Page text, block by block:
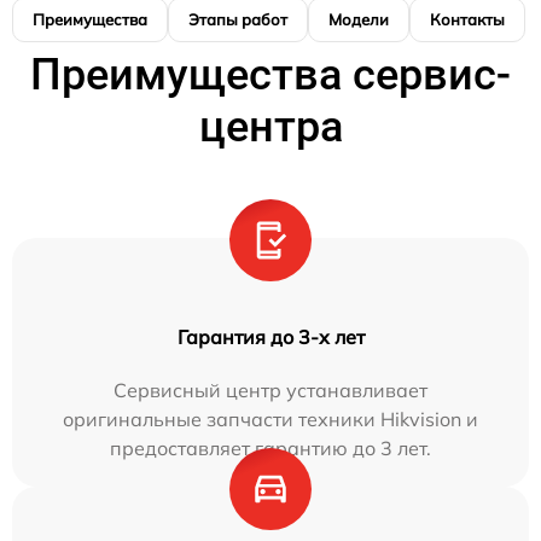
Преимущества Этапы работ Модели Контакты
Преимущества сервис-
центра
Гарантия до 3-х лет
Сервисный центр устанавливает
оригинальные запчасти техники Hikvision и
предоставляет гарантию до 3 лет.